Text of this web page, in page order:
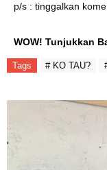
p/s : tinggalkan
WOW! Tunjukkan
Tags # KO TAU?